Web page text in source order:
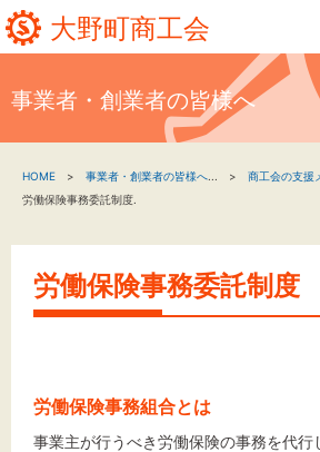
大野町商工会
新着情報
関係機関の方へ
大野町商工会情報
事業者・創業者の皆様へ
HOME 事業者・創業者の皆様へ 商工会の支援
労働保険事務委託制度.
労働保険事務委託制度
労働保険事務組合とは
事業主が行うべき労働保険の事務を代行